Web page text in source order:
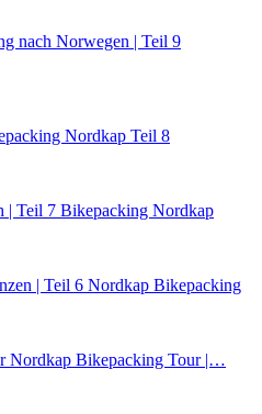
nach Norwegen | Teil 9
Nordkap Teil 8
| Teil 7 Bikepacking Nordkap
| Teil 6 Nordkap Bikepacking
Nordkap Bikepacking Tour |…